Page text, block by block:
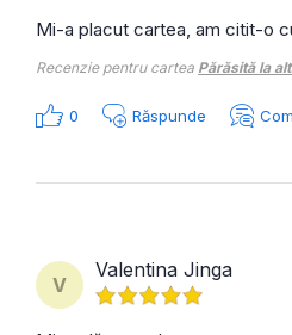
Mi-a placut cartea, am citit-o
Recenzie pentru cartea Părăsită la
0 Răspunde
V
Valentina Jinga